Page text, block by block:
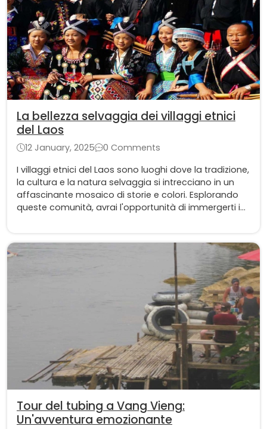
La bellezza selvaggia dei villaggi etnici
del Laos
12 January, 2025
0 Comments
I villaggi etnici del Laos sono luoghi dove la tradizione,
la cultura e la natura selvaggia si intrecciano in un
affascinante mosaico di storie e colori. Esplorando
queste comunità, avrai l'opportunità di immergerti in
Tour del tubing a Vang Vieng:
Un'avventura emozionante